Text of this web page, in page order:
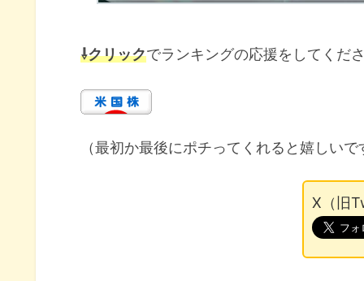
⇩クリックでランキングの応援をしてくだ
（最初か最後にポチってくれると嬉しいで
X（旧